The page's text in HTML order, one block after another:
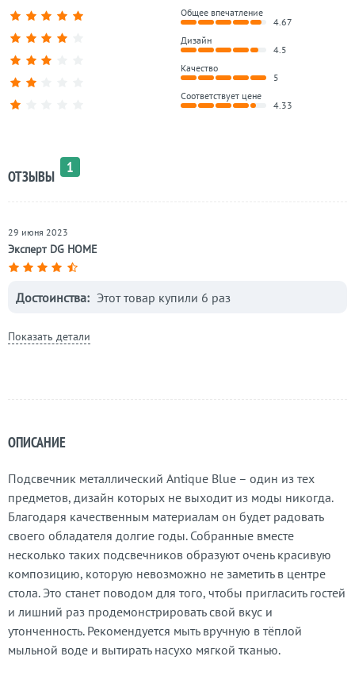
ОПИСАНИЕ
Подсвечник металлический Antique Blue – один из тех
предметов, дизайн которых не выходит из моды никогда.
Благодаря качественным материалам он будет радовать
своего обладателя долгие годы. Собранные вместе
несколько таких подсвечников образуют очень красивую
композицию, которую невозможно не заметить в центре
стола. Это станет поводом для того, чтобы пригласить гостей
и лишний раз продемонстрировать свой вкус и
утонченность. Рекомендуется мыть вручную в тёплой
мыльной воде и вытирать насухо мягкой тканью.
Общее впечатление
4.67
Дизайн
4.5
Качество
5
Соответствует цене
4.33
ОТЗЫВЫ
1
Эксперт DG HOME
29 июня 2023
Достоинства: Этот товар купили 6 раз
Показать детали